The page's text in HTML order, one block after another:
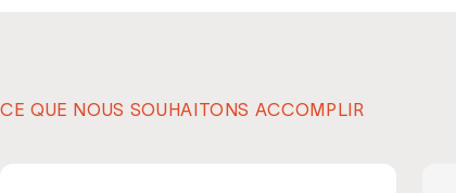
CE QUE NOUS SOUHAITONS ACCOMPLIR